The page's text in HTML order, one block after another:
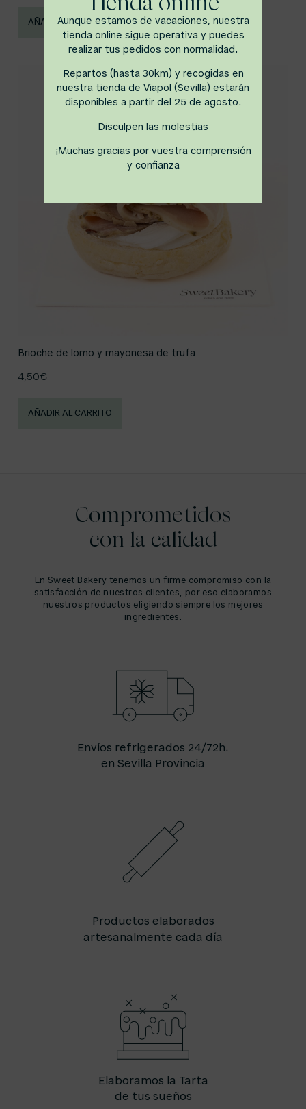
AÑADIR AL CARRITO
Brioche de lomo y mayonesa de trufa
4,50€
AÑADIR AL CARRITO
Comprometidos
con la calidad
En Sweet Bakery tenemos un firme compromiso con la
satisfacción de nuestros clientes, por eso elaboramos
nuestros productos eligiendo siempre los mejores
ingredientes.
Envíos refrigerados 24/72h.
en Sevilla Provincia
Productos elaborados
artesanalmente cada día
Elaboramos la Tarta
de tus sueños
Aunque estamos de vacaciones, nuestra
tienda online sigue operativa y puedes
realizar tus pedidos con normalidad.
Repartos (hasta 30km) y recogidas en
nuestra tienda de Viapol (Sevilla) estarán
disponibles a partir del 25 de agosto.
Disculpen las molestias
¡Muchas gracias por vuestra comprensión
y confianza